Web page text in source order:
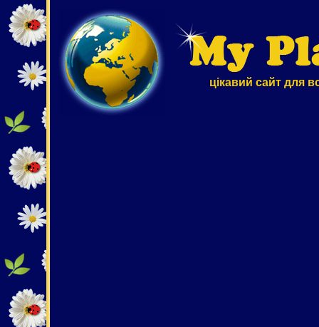
цікавий сайт для